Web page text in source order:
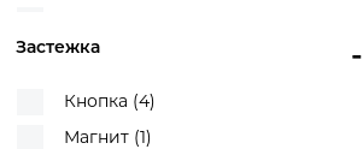
14*10,5*1 см (1)
8*6,5*4 см (1)
-
Застежка
Кнопка (4)
Магнит (1)